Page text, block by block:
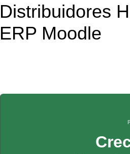
Distribuidores
ERP Moodle